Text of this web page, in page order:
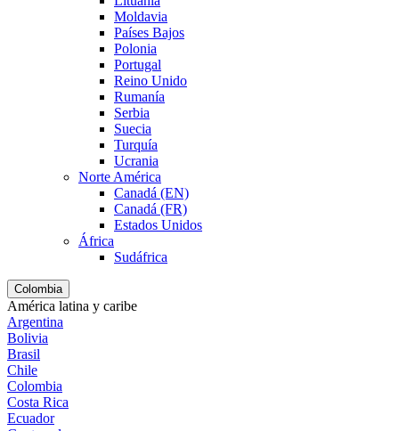
Moldavia
Países Bajos
Polonia
Portugal
Reino Unido
Rumanía
Serbia
Suecia
Turquía
Ucrania
Norte América
Canadá (EN)
Canadá (FR)
Estados Unidos
África
Sudáfrica
Colombia
América latina y caribe
Argentina
Bolivia
Brasil
Chile
Colombia
Costa Rica
Ecuador